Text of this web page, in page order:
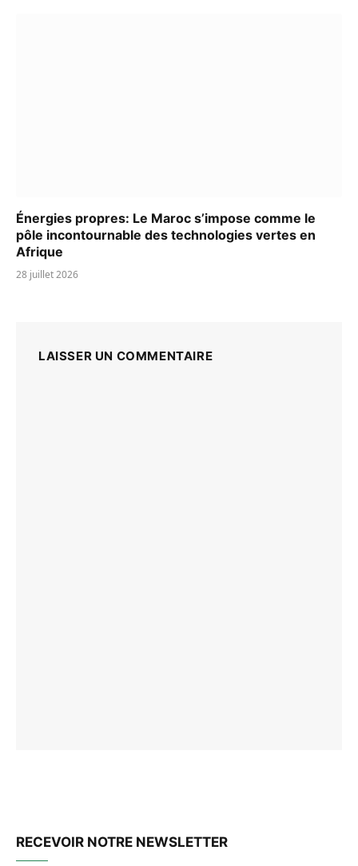
Énergies propres: Le Maroc s’impose comme le
pôle incontournable des technologies vertes en
Afrique
28 juillet 2026
LAISSER UN COMMENTAIRE
RECEVOIR NOTRE NEWSLETTER